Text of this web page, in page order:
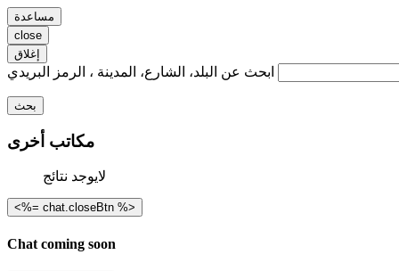
مساعدة
close
إغلاق
ابحث عن البلد، الشارع، المدينة ، الرمز البريدي
بحث
مكاتب أخرى
لايوجد نتائج
<%= chat.closeBtn %>
Chat coming soon